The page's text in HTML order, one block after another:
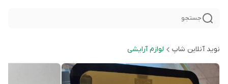
جستجو
نوید آنلاین شاپ لوازم آرایشی